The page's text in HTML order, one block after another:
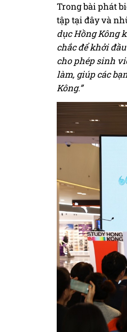
Trong bài phát
tập tại đây và
dục Hồng Kông
chắc để khởi
cho phép sinh
làm, giúp các
Kông.”